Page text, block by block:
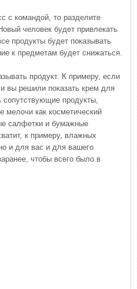
с командой, то разделите
человек будет привлекать
продукты будет показывать
к предметам будет снижаться.
продукт. К примеру, если
вы решили показать крем для
сопутствующие продукты,
мелочи как косметический
салфетки и бумажные
к примеру, влажных
и для вас и для вашего
чтобы всего было в